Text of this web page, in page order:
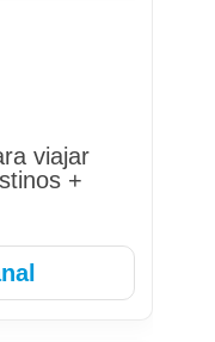
viajar
+